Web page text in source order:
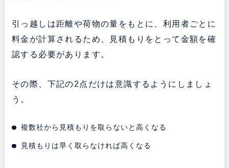
引っ越しは距離や荷物の量をもとに、利用者ごとに
料金が計算されるため、見積もりをとって金額を確
認する必要があります。
その際、下記の2点だけは意識するようにしましょ
う。
複数社から見積もりを取らないと高くなる
見積もりは早く取らなければ高くなる